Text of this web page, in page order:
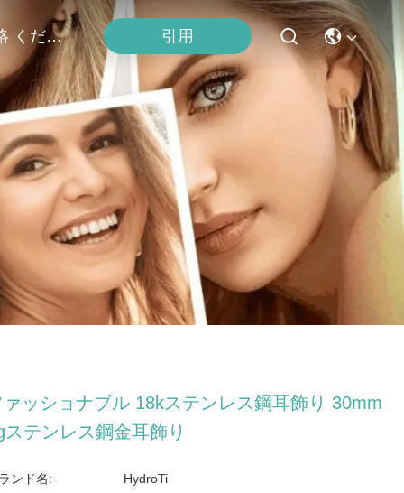
連絡 ください 引用
ァッショナブル 18kステンレス鋼耳飾り 30mm
ステンレス鋼金耳飾り
ンド名: HydroTi